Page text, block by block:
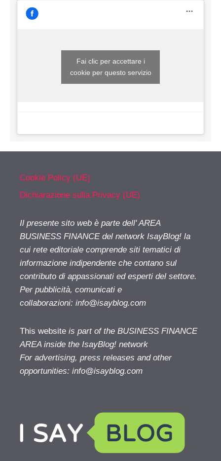
Fai clic per accettare i
cookie per questo servizio
Cookie Policy (UE)
Dichiarazione sulla Privacy (UE)
Il presente sito web è parte dell' AREA
BUSINESS FINANCE del network IsayBlog! la
cui rete editoriale comprende siti tematici di
informazione indipendente che contano sul
contributo di appassionati ed esperti del settore.
Per pubblicità, comunicati e
collaborazioni: info@isayblog.com
This website is part of the BUSINESS FINANCE
AREA inside the IsayBlog! network
For advertising, press releases and other
opportunities: info@isayblog.com